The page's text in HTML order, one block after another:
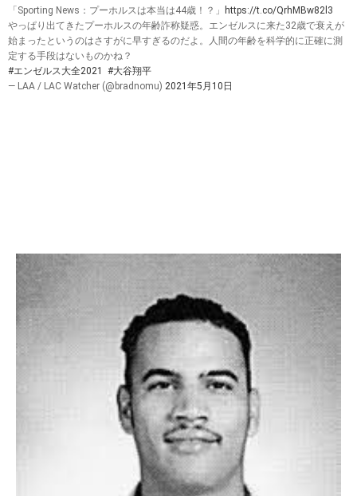
「Sporting News：プーホルスは本当は44歳！？」
https://t.co/QrhMBw82l3
やっぱり出てきたプーホルスの年齢詐称疑惑。エンゼルスに来た32歳で衰えが
始まったというのはさすがに早すぎるのだよ。人間の年齢を科学的に正確に測
定する手段はないものかね？
#エンゼルス大全2021
#大谷翔平
— LAA / LAC Watcher (@bradnomu) 2021年5月10日